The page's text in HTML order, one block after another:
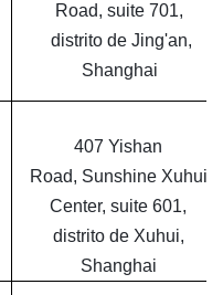
Road, suite 701,
distrito de Jing'an,
Shanghai
407 Yishan
Road, Sunshine Xuhui
Center, suite 601,
distrito de Xuhui,
Shanghai